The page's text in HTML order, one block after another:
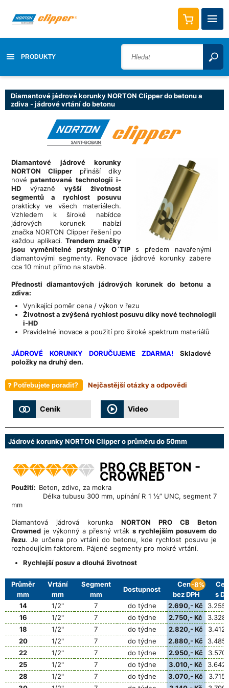
PRODUKTY
Diamantové jádrové korunky NORTON Clipper do betonu a
zdiva - jádrové vrtání do betonu
Diamantové jádrové korunky
NORTON Clipper přináší díky
nové patentované technologii i-
HD výrazně vyšší životnost
segmentů a rychlost posuvu
prakticky ve všech materiálech.
Vzhledem k široké nabídce
jádrových korunek nabízí
značka NORTON Clipperřešení po
každou aplikaci. Trendem značky
jsou vyměnitelné prstýnky
O´TIPs předem navařenými
diamantovými segmenty. Renovace jádrové korunky zabere
cca 10 minut přímo na stavbě.
Přednosti diamantových jádrových korunek do betonu a
zdiva:
Vynikající poměr cena / výkon v řezu
Životnost a zvýšená rychlost posuvu díky nové technologii
i-HD
Pravidelné inovace a použití pro široké spektrum materiálů
JÁDROVÉ KORUNKY DORUČUJEME ZDARMA! Skladové
položky na druhý den.
Potřebujete poradit? Nejčastější otázky a odpovědi
Ceník Video
Jádrové korunky NORTON Clipper o průměru do 50mm
PRO CB BETON -
CROWNED
Použití: Beton, zdivo, za mokra
Délka tubusu 300 mm, upínání R 1 ½” UNC, segment 7
mm
Diamantová jádrová korunka NORTON PRO CB Beton
Crowned je výkonný a přesný vrtáks rychlejším posuvem do
řezu. Je určena pro vrtání do betonu, kde rychlost posuvu je
rozhodujícím faktorem. Pájené segmenty pro mokré vrtání.
Rychlejší posuv a dlouhá životnost
Průměr
mm
Vrtání
mm
Segment
mm
Dostupnost
Cena
bez DPH
-8%
s
14
1/2" 7 do týdne 2.690,- Kč
16
1/2" 7 do týdne 2.750,- Kč
18
1/2" 7 do týdne 2.820,- Kč
20
1/2" 7 do týdne 2.880,- Kč
22
1/2" 7 do týdne 2.950,- Kč
25
1/2" 7 do týdne 3.010,- Kč
28
1/2" 7 do týdne 3.070,- Kč